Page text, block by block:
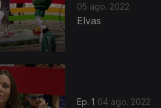
05 ago. 2022
Elvas
Ep. 1 04 ago. 2022